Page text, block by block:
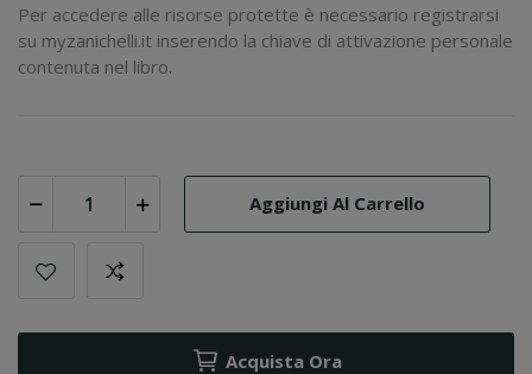
Per accedere alle risorse protette è necessario registrarsi
su myzanichelli.it inserendo la chiave di attivazione personale
contenuta nel libro.
Aggiungi Al Carrello
Acquista Ora